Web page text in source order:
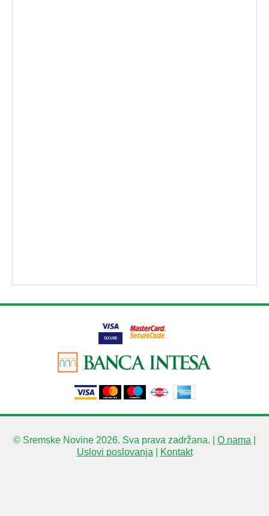
© Sremske Novine 2026. Sva prava zadržana. | O nama
Uslovi poslovanja
Kontakt